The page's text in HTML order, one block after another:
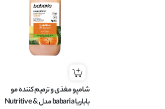
شامپو مغذی و ترمیم کننده مو
باباریا babaria مدل Nutritive &